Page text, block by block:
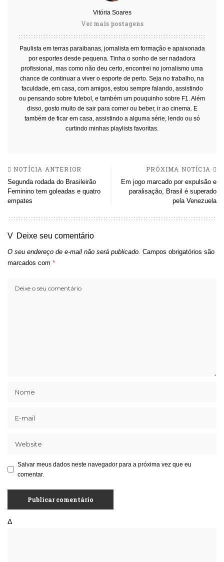
Vitória Soares
Ver mais postagens
Paulista em terras paraibanas, jornalista em formação e apaixonada
por esportes desde pequena. Tinha o sonho de ser nadadora
profissional, mas como não deu certo, encontrei no jornalismo uma
chance de continuar a viver o esporte de perto. Seja no trabalho, na
faculdade, em casa, com amigos, estou sempre falando, assistindo
ou pensando sobre futebol, e também um pouquinho sobre F1. Além
disso, gosto muito de sair para comer ou beber, ir ao cinema. E
também de ficar em casa, assistindo a alguma série, lendo ou só
curtindo minhas playlists favoritas.
NOTÍCIA ANTERIOR
Segunda rodada do Brasileirão
Feminino tem goleadas e quatro
empates
PRÓXIMA NOTÍCIA
Em jogo marcado por expulsão e
paralisação, Brasil é superado
pela Venezuela
Deixe seu comentário
O seu endereço de e-mail não será publicado. Campos obrigatórios são
marcados com *
Salvar meus dados neste navegador para a próxima vez que eu
comentar.
Δ